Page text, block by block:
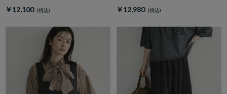
￥12,100 ￥12,980